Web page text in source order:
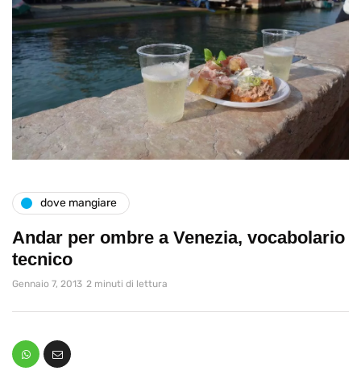
dove mangiare
Andar per ombre a Venezia, vocabolario
tecnico
Gennaio 7, 2013 2 minuti di lettura